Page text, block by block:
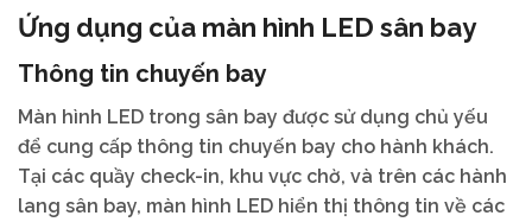
Ứng dụng của màn hình LED sân bay
Thông tin chuyến bay
Màn hình LED trong sân bay được sử dụng chủ yếu
để cung cấp thông tin chuyến bay cho hành khách.
Tại các quầy check-in, khu vực chờ, và trên các hành
lang sân bay, màn hình LED hiển thị thông tin về các